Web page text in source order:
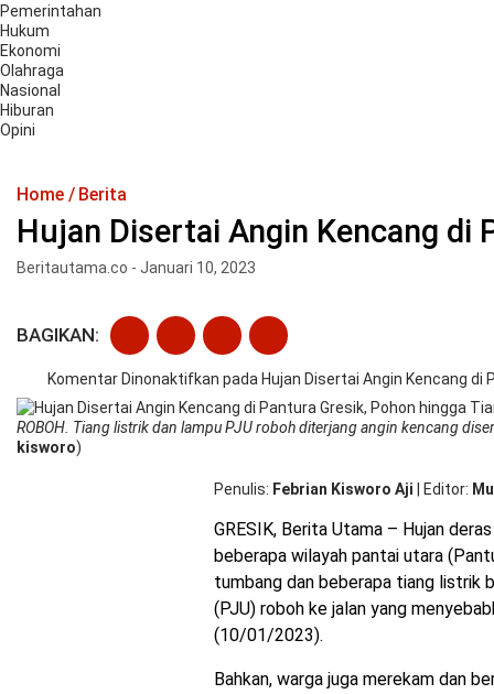
Pemerintahan
Hukum
Ekonomi
Olahraga
Nasional
Hiburan
Opini
Home Berita
Hujan Disertai Angin Kencang di
Beritautama.co - Januari 10, 2023
BAGIKAN:
Komentar Dinonaktifkan pada Hujan Disertai Angin Kencang di
ROBOH. Tiang listrik dan lampu PJU roboh diterjang angin kencang
kisworo)
Penulis Febrian Kisworo Aji Editor
GRESIK, Berita Utama – Hujan
beberapa wilayah pantai utara
tumbang dan beberapa tiang listrik
(PJU) roboh ke jalan yang
(10/01/2023).
Bahkan, warga juga merekam dan